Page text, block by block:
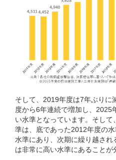
そして、2019年度は7年ぶりに
度から6年連続で増加し、2025
い水準となっています。そし
準は、底であった2012年度の
水準にあり、次期に繰り越さ
は非常に高い水準にあることが